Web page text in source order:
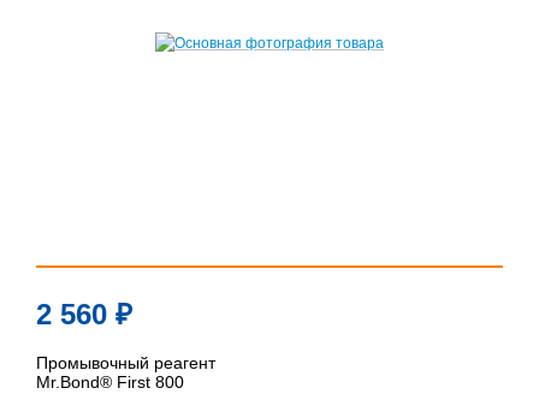
2 560 ₽
Промывочный реагент
Mr.Bond® First 800